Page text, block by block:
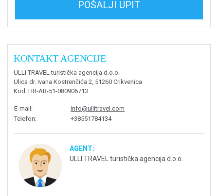
POŠALJI UPIT
KONTAKT AGENCIJE
ULLI TRAVEL turistička agencija d.o.o.
Ulica dr. Ivana Kostrenčića 2, 51260 Crikvenica
Kod : HR-AB-51-080906713
E-mail :
info@ullitravel.com
Telefon: +38551784134
AGENT:
ULLI TRAVEL turistička agencija d.o.o.